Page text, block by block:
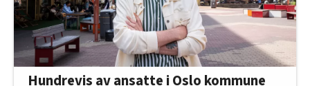
Hundrevis av ansatte i Oslo kommune